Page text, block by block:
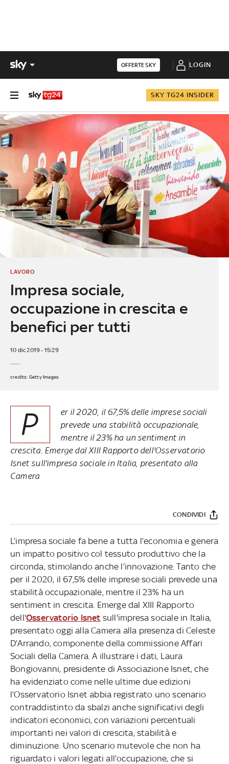
OFFERTE SKY LOGIN
SKY TG24 INSIDER
Impresa sociale,
occupazione in crescita e
benefici per tutti
LAVORO
10 dic 2019 - 15:29
credits: Getty Images
P
er il 2020, il 67,5% delle imprese sociali
prevede una stabilità occupazionale,
mentre il 23% ha un sentiment in
crescita. Emerge dal XIII Rapporto dell'Osservatorio
Isnet sull'impresa sociale in Italia, presentato alla
Camera
CONDIVIDI
L’impresa sociale fa bene a tutta l’economia e genera
un impatto positivo col tessuto produttivo che la
circonda, stimolando anche l’innovazione. Tanto che
per il 2020, il 67,5% delle imprese sociali prevede una
stabilità occupazionale, mentre il 23% ha un
sentiment in crescita. Emerge dal XIII Rapporto
dell'Osservatorio Isnet sull'impresa sociale in Italia,
presentato oggi alla Camera alla presenza di Celeste
D’Arrando, componente della commissione Affari
Sociali della Camera. A illustrare i dati, Laura
Bongiovanni, presidente di Associazione Isnet, che
ha evidenziato come nelle ultime due edizioni
l’Osservatorio Isnet abbia registrato uno scenario
contraddistinto da sbalzi anche significativi degli
indicatori economici, con variazioni percentuali
importanti nei valori di crescita, stabilità e
diminuzione. Uno scenario mutevole che non ha
riguardato i valori legati all’occupazione, che si